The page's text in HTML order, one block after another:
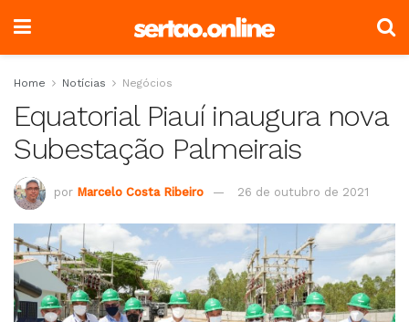
Home Notícias Negócios
Equatorial Piauí inaugura nova
Subestação Palmeirais
por Marcelo Costa Ribeiro 26 de outubro de 2021